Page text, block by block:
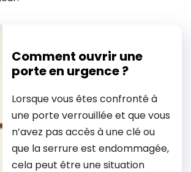
Comment ouvrir une
porte en urgence ?
Lorsque vous êtes confronté à
une porte verrouillée et que vous
n’avez pas accès à une clé ou
que la serrure est endommagée,
cela peut être une situation